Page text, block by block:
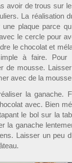
avoir de trous sur
La réalisation
plaque parce
le cercle pour
le chocolat et
à faire. Pour
de mousse.
avec de la
la ganache.
avec. Bien
le bol sur la
la ganache
Laisser un peu